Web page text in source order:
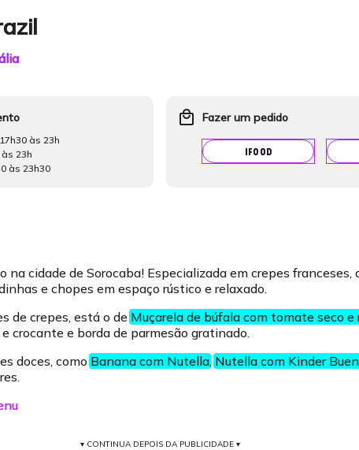
às 23h
23h
às 23h30
local_mall Fazer um pedido
IFOOD
na cidade de Sorocaba! Especializada em crepes franceses,
e chopes em espaço rústico e relaxado.
de crepes, está o de Muçarela de búfala com tomate seco e
crocante e borda de parmesão gratinado.
doces, como Banana com Nutella, Nutella com Kinder
▾ CONTINUA DEPOIS DA PUBLICIDADE ▾